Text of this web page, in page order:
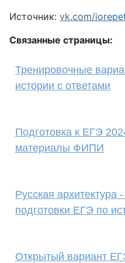
Источник: vk.com/
Связанные страницы:
Тренировочные
истории с ответами
Подготовка к ЕГЭ
материалы ФИПИ
Русская архитектура
подготовки ЕГЭ по
Открытый вариант